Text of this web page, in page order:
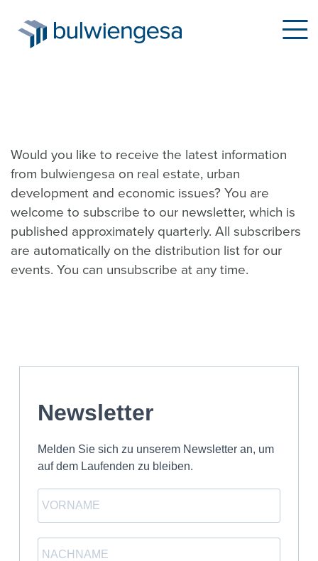
main
content
Would you like to receive the latest information
from bulwiengesa on real estate, urban
development and economic issues? You are
welcome to subscribe to our newsletter, which is
published approximately quarterly. All subscribers
are automatically on the distribution list for our
events. You can unsubscribe at any time.
Newsletter
Melden Sie sich zu unserem Newsletter an, um
auf dem Laufenden zu bleiben.